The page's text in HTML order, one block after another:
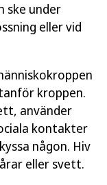
ske under
eller vid
kroppen.
använder
kontakter
någon. Hiv
eller svett.